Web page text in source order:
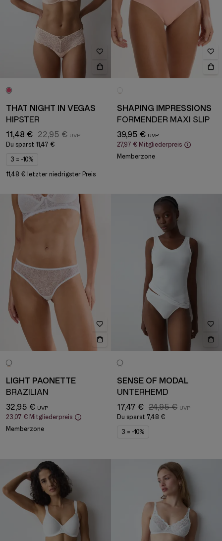
THAT NIGHT IN VEGAS
HIPSTER
11,48 € 22,95 €
Du sparst 11,47 €
3 = -10%
11,48 € letzter niedrigster Preis
SHAPING IMPRESSIONS
FORMENDER MAXI SLIP
39,95 €
27,97 € Mitgliederpreis
Memberzone
LIGHT PAONETTE
BRAZILIAN
32,95 €
23,07 € Mitgliederpreis
Memberzone
SENSE OF MODAL
UNTERHEMD
17,47 € 24,95 €
Du sparst 7,48 €
3 = -10%